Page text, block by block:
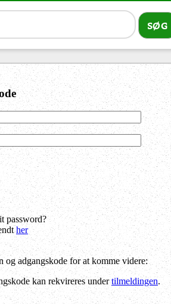
password?
her
og adgangskode for at komme videre:
kan rekvireres undertilmeldingen.